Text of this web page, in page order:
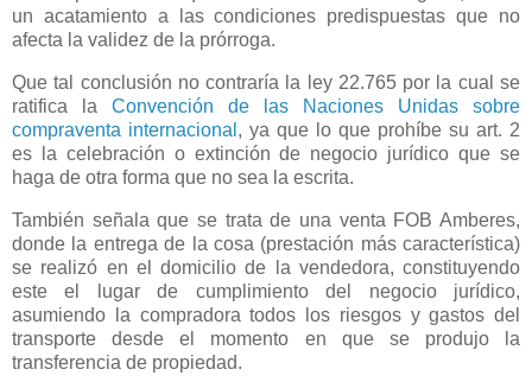
un acatamiento a las condiciones predispuestas que no
afecta la validez de la prórroga.
Que tal conclusión no contraría la ley 22.765 por la cual se
ratifica
la Convención de las Naciones Unidas sobre
compraventa internacional , ya que lo que prohíbe su art. 2
es la celebración o extinción de negocio jurídico que se
haga de otra forma que no sea la escrita.
También señala que se trata de una venta FOB Amberes,
donde la entrega de la cosa (prestación más característica)
se realizó en el domicilio de la vendedora, constituyendo
este el lugar de cumplimiento del negocio jurídico,
asumiendo la compradora todos los riesgos y gastos del
transporte desde el momento en que se produjo la
transferencia de propiedad.